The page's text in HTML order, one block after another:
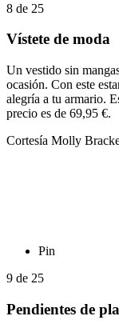
8 de 25
Vístete de moda
Un vestido sin
ocasión. Con este
alegría a tu armario.
precio es de 69,95 €.
Cortesía Molly
Pin
9 de 25
Pendientes de